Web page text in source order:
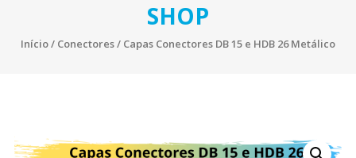
SHOP
Início/ Conectores/ Capas Conectores DB 15 e HDB 26 Metálico